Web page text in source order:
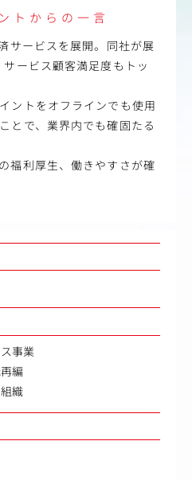
トからの一言
サービスを展開。同社が展
ービス顧客満足度もトッ
ントをオフラインでも使用
とで、業界内でも確固たる
福利厚生、働きやすさが確
事業
編
織